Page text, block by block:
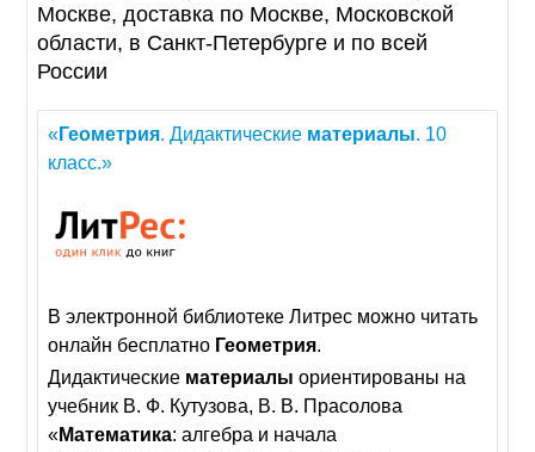
Москве, доставка по Москве, Московской
области, в Санкт-Петербурге и по всей
России
«Геометрия. Дидактические материалы. 10
класс.»
В электронной библиотеке Литрес можно читать
онлайн бесплатно Геометрия.
Дидактические материалы ориентированы на
учебник В. Ф. Кутузова, В. В. Прасолова
«Математика: алгебра и начала